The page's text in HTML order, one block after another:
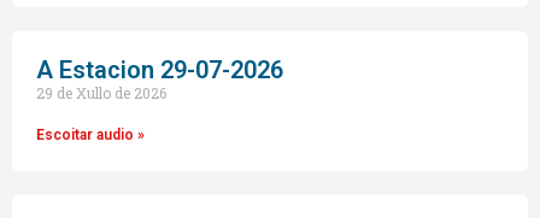
A Estacion 29-07-2026
29 de Xullo de 2026
Escoitar audio »